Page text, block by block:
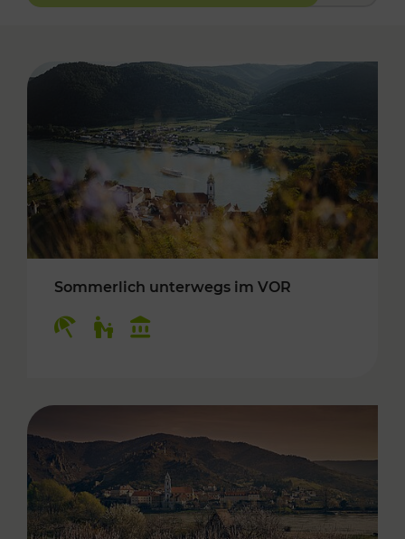
Sommerlich unterwegs im VOR